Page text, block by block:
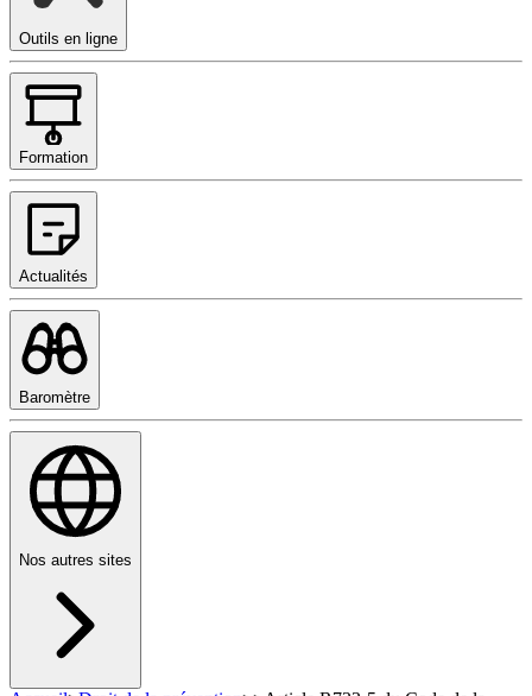
Outils en ligne
Formation
Actualités
Baromètre
Nos autres sites